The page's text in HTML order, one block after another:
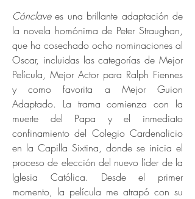
Cónclavees una brillante adaptación de
la novela homónima de Peter Straughan,
que ha cosechado ocho nominaciones al
Oscar, incluidas las categorías de Mejor
Película, Mejor Actor para Ralph Fiennes
y como favorita a Mejor Guion
Adaptado. La trama comienza con la
muerte del Papa y el inmediato
confinamiento del Colegio Cardenalicio
en la Capilla Sixtina, donde se inicia el
proceso de elección del nuevo líder de la
Iglesia Católica. Desde el primer
momento, la película me atrapó con su